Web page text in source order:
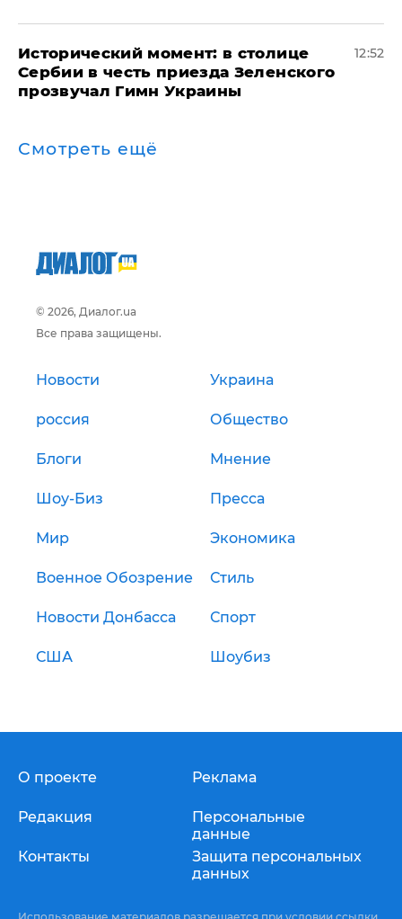
Исторический момент: в столице
Сербии в честь приезда Зеленского
прозвучал Гимн Украины
12:52
Смотреть ещё
© 2026, Диалог.ua
Все права защищены.
Новости Украина
россия Общество
Блоги Мнение
Шоу-Биз Пресса
Мир Экономика
Военное Обозрение Стиль
Новости Донбасса Спорт
США Шоубиз
О проекте
Редакция
Контакты
Реклама
Персональные
данные
Защита персональных
данных